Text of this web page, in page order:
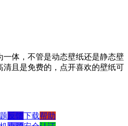
体，不管是动态壁纸还是静态壁
且是免费的，点开喜欢的壁纸可
反馈下载帮助